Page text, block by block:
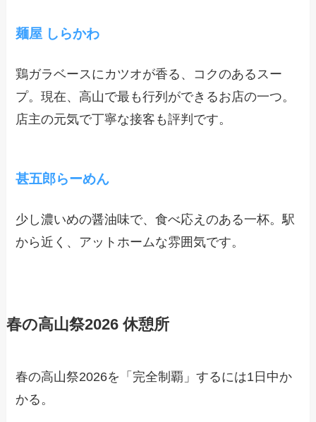
麺屋 しらかわ
鶏ガラベースにカツオが香る、コクのあるスー
プ。現在、高山で最も行列ができるお店の一つ。
店主の元気で丁寧な接客も評判です。
甚五郎らーめん
少し濃いめの醤油味で、食べ応えのある一杯。駅
から近く、アットホームな雰囲気です。
春の高山祭2026 休憩所
春の高山祭2026を「完全制覇」するには1日中か
かる。